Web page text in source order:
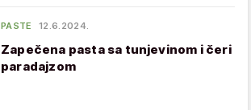
PASTE 12.6.2024.
Zapečena pasta sa tunjevinom i čeri
paradajzom